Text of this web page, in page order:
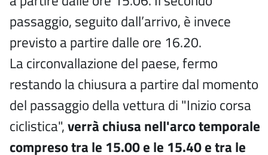
passaggio, seguito dall’arrivo, è invece
previsto a partire dalle ore 16.20.
La circonvallazione del paese, fermo
restando la chiusura a partire dal momento
del passaggio della vettura di "Inizio corsa
ciclistica",verrà chiusa nell'arco temporale
compreso tra le 15.00 e le 15.40 e tra le